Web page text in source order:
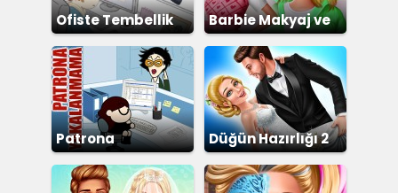
Ofiste Tembellik
Barbie Makyaj ve
Giydirme
Patrona
Yakalanmama
Düğün Hazırlığı 2